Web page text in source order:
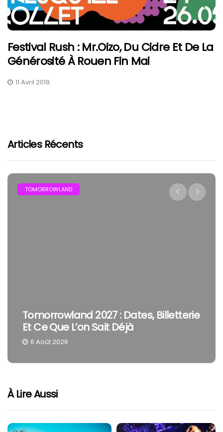
Festival Rush : Mr.Oizo, Du Cidre Et De La
Générosité À Rouen Fin Mai
11 Avril 2019
Articles Récents
TOMORROWLAND
Tomorrowland 2027 : Dates, Billetterie
Et Ce Que L’on Sait Déjà
6 Août 2026
À Lire Aussi